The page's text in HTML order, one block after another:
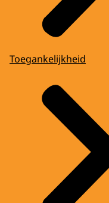
Toegankelijkheid